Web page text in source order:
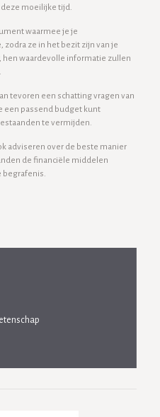
moeilijke tijd.
waarmee je je
ze in het bezit zijn van je
waardevolle informatie zullen
tevoren een schatting vragen van
een passend budget kunt
te vermijden.
adviseren over de beste manier
de financiële middelen
begrafenis.